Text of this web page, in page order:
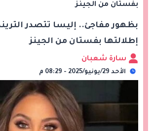
بفستان من الجينز
بظهور مفاجئ.. إليسا تتصدر
إطلالتها بفستان من الجينز
سارة شعبان
الأحد 29/يونيو/2025 - 08:29 م